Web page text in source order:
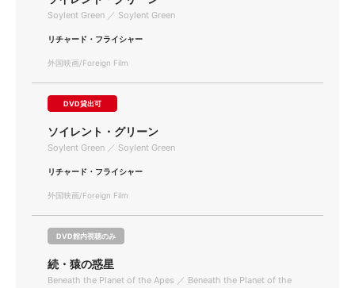
Soylent Green ／ Soylent Green
リチャード・フライシャー
外国映画/Foreign Film
DVD貸出可
ソイレント・グリーン
Soylent Green ／ Soylent Green
リチャード・フライシャー
外国映画/Foreign Film
DVD館内視聴のみ
続・猿の惑星
Beneath the Planet of the Apes ／ Beneath the Planet of the